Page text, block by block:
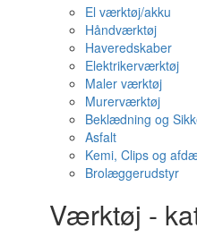
El værktøj/akku
Håndværktøj
Haveredskaber
Elektrikerværktøj
Maler værktøj
Murerværktøj
Beklædning og
Asfalt
Kemi, Clips og
Brolæggerudstyr
Værktøj -